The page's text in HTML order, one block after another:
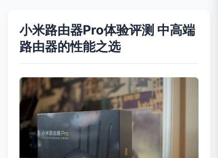
小米路由器Pro体验评测 中高端
路由器的性能之选